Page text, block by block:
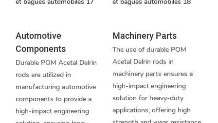
Automotive
Components
Durable POM Acetal Delrin
rods are utilized in
manufacturing automotive
components to provide a
high-impact engineering
Machinery Parts
The use of durable POM
Acetal Delrin rods in
machinery parts ensures a
high-impact engineering
solution for heavy-duty
applications, offering high